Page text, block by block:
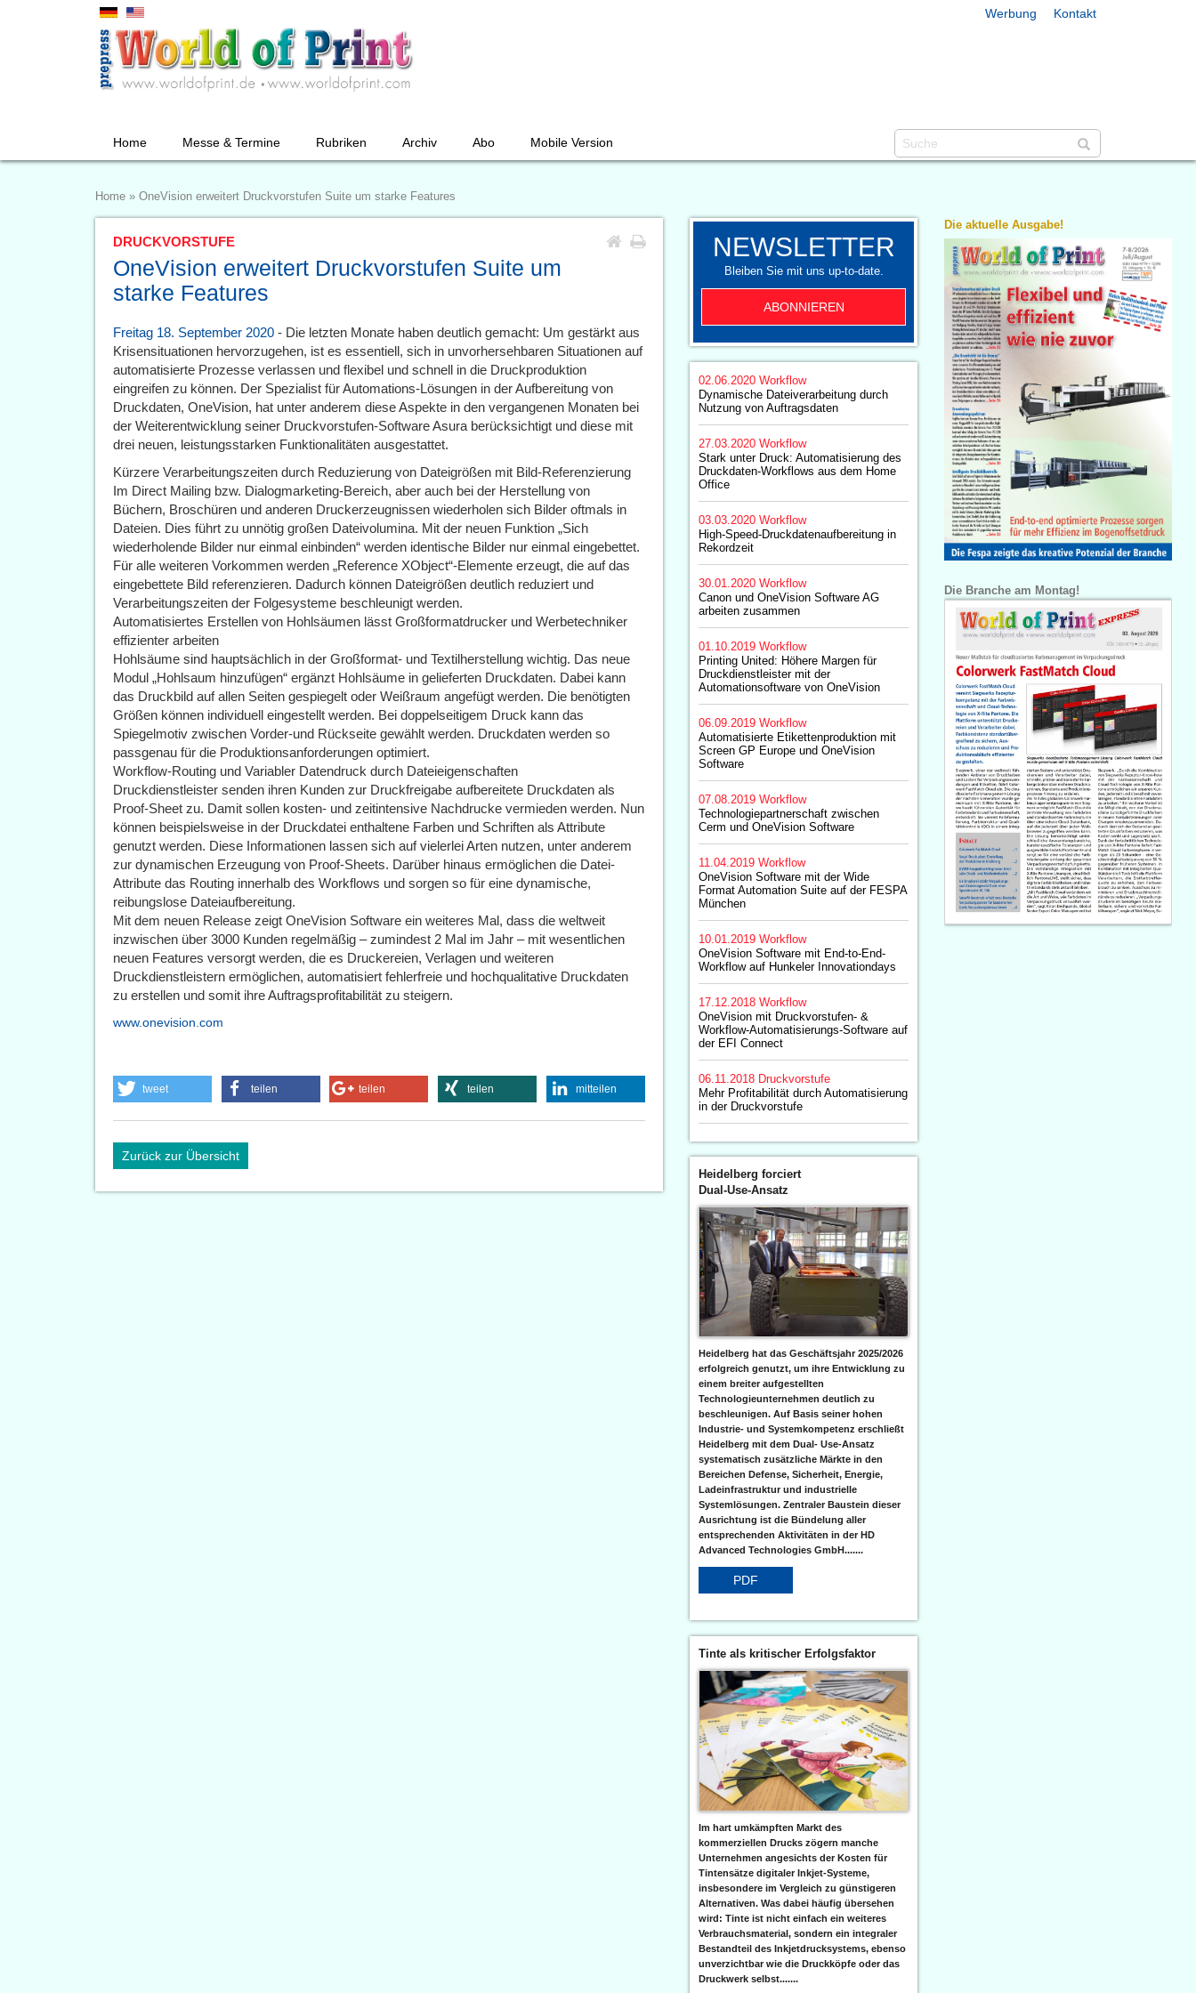
Werbung Kontakt
Home Messe & Termine Rubriken Archiv Abo Mobile Version
Home » OneVision erweitert Druckvorstufen Suite um starke Features
DRUCKVORSTUFE
OneVision erweitert Druckvorstufen Suite um
starke Features
Freitag 18. September 2020 - Die letzten Monate haben deutlich gemacht: Um gestärkt aus
Krisensituationen hervorzugehen, ist es essentiell, sich in unvorhersehbaren Situationen auf
automatisierte Prozesse verlassen und flexibel und schnell in die Druckproduktion
eingreifen zu können. Der Spezialist für Automations-Lösungen in der Aufbereitung von
Druckdaten, OneVision, hat unter anderem diese Aspekte in den vergangenen Monaten bei
der Weiterentwicklung seiner Druckvorstufen-Software Asura berücksichtigt und diese mit
drei neuen, leistungsstarken Funktionalitäten ausgestattet.
Kürzere Verarbeitungszeiten durch Reduzierung von Dateigrößen mit Bild-Referenzierung
Im Direct Mailing bzw. Dialogmarketing-Bereich, aber auch bei der Herstellung von
Büchern, Broschüren und anderen Druckerzeugnissen wiederholen sich Bilder oftmals in
Dateien. Dies führt zu unnötig großen Dateivolumina. Mit der neuen Funktion „Sich
wiederholende Bilder nur einmal einbinden“ werden identische Bilder nur einmal eingebettet.
Für alle weiteren Vorkommen werden „Reference XObject“-Elemente erzeugt, die auf das
eingebettete Bild referenzieren. Dadurch können Dateigrößen deutlich reduziert und
Verarbeitungszeiten der Folgesysteme beschleunigt werden.
Automatisiertes Erstellen von Hohlsäumen lässt Großformatdrucker und Werbetechniker
effizienter arbeiten
Hohlsäume sind hauptsächlich in der Großformat- und Textilherstellung wichtig. Das neue
Modul „Hohlsaum hinzufügen“ ergänzt Hohlsäume in gelieferten Druckdaten. Dabei kann
das Druckbild auf allen Seiten gespiegelt oder Weißraum angefügt werden. Die benötigten
Größen können individuell eingestellt werden. Bei doppelseitigem Druck kann das
Spiegelmotiv zwischen Vorder-und Rückseite gewählt werden. Druckdaten werden so
passgenau für die Produktionsanforderungen optimiert.
Workflow-Routing und Variabler Datendruck durch Dateieigenschaften
Druckdienstleister senden ihren Kunden zur Druckfreigabe aufbereitete Druckdaten als
Proof-Sheet zu. Damit sollen kosten- und zeitintensive Nachdrucke vermieden werden. Nun
können beispielsweise in der Druckdatei enthaltene Farben und Schriften als Attribute
genutzt werden. Diese Informationen lassen sich auf vielerlei Arten nutzen, unter anderem
zur dynamischen Erzeugung von Proof-Sheets. Darüber hinaus ermöglichen die Datei-
Attribute das Routing innerhalb des Workflows und sorgen so für eine dynamische,
reibungslose Dateiaufbereitung.
Mit dem neuen Release zeigt OneVision Software ein weiteres Mal, dass die weltweit
inzwischen über 3000 Kunden regelmäßig – zumindest 2 Mal im Jahr – mit wesentlichen
neuen Features versorgt werden, die es Druckereien, Verlagen und weiteren
Druckdienstleistern ermöglichen, automatisiert fehlerfreie und hochqualitative Druckdaten
zu erstellen und somit ihre Auftragsprofitabilität zu steigern.
www.onevision.com
tweet teilen teilen teilen mitteilen
Zurück zur Übersicht
NEWSLETTER
Bleiben Sie mit uns up-to-date.
ABONNIEREN
02.06.2020 Workflow
Dynamische Dateiverarbeitung durch
Nutzung von Auftragsdaten
27.03.2020 Workflow
Stark unter Druck: Automatisierung des
Druckdaten-Workflows aus dem Home
Office
03.03.2020 Workflow
High-Speed-Druckdatenaufbereitung in
Rekordzeit
30.01.2020 Workflow
Canon und OneVision Software AG
arbeiten zusammen
01.10.2019 Workflow
Printing United: Höhere Margen für
Druckdienstleister mit der
Automationsoftware von OneVision
06.09.2019 Workflow
Automatisierte Etikettenproduktion mit
Screen GP Europe und OneVision
Software
07.08.2019 Workflow
Technologiepartnerschaft zwischen
Cerm und OneVision Software
11.04.2019 Workflow
OneVision Software mit der Wide
Format Automation Suite auf der FESPA
München
10.01.2019 Workflow
OneVision Software mit End-to-End-
Workflow auf Hunkeler Innovationdays
17.12.2018 Workflow
OneVision mit Druckvorstufen- &
Workflow-Automatisierungs-Software auf
der EFI Connect
06.11.2018 Druckvorstufe
Mehr Profitabilität durch Automatisierung
in der Druckvorstufe
Heidelberg forciert
Dual-Use-Ansatz
Heidelberg hat das Geschäftsjahr 2025/2026
erfolgreich genutzt, um ihre Entwicklung zu
einem breiter aufgestellten
Technologieunternehmen deutlich zu
beschleunigen. Auf Basis seiner hohen
Industrie- und Systemkompetenz erschließt
Heidelberg mit dem Dual- Use-Ansatz
systematisch zusätzliche Märkte in den
Bereichen Defense, Sicherheit, Energie,
Ladeinfrastruktur und industrielle
Systemlösungen. Zentraler Baustein dieser
Ausrichtung ist die Bündelung aller
entsprechenden Aktivitäten in der HD
Advanced Technologies GmbH.......
PDF
Tinte als kritischer Erfolgsfaktor
Im hart umkämpften Markt des
kommerziellen Drucks zögern manche
Unternehmen angesichts der Kosten für
Tintensätze digitaler Inkjet-Systeme,
insbesondere im Vergleich zu günstigeren
Alternativen. Was dabei häufig übersehen
wird: Tinte ist nicht einfach ein weiteres
Verbrauchsmaterial, sondern ein integraler
Bestandteil des Inkjetdrucksystems, ebenso
unverzichtbar wie die Druckköpfe oder das
Druckwerk selbst.......
Die aktuelle Ausgabe!
Die Branche am Montag!